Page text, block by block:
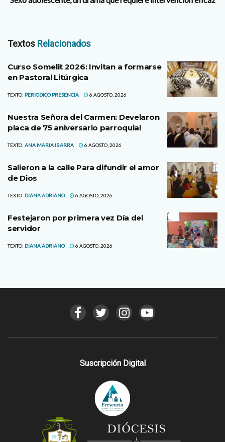
Textos Relacionados
Curso Somelit 2026: Invitan a formarse
en Pastoral Litúrgica
TEXTO: PERIODICO PRESENCIA 6 AGOSTO, 2026
Nuestra Señora del Carmen: Develaron
placa de 75 aniversario parroquial
TEXTO: ANA MARIA IBARRA 6 AGOSTO, 2026
Salieron a la calle Para difundir el amor
de Dios
TEXTO: DIANA ADRIANO 6 AGOSTO, 2026
Festejaron por primera vez Día del
servidor
TEXTO: DIANA ADRIANO 6 AGOSTO, 2026
Suscripción Digital